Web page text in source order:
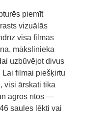
piemīt
vizuālās
visa filmas
mākslinieka
uzbūvējot divus
filmai piešķirtu
visi ārskati tika
agros rītos —
saules lēkti vai